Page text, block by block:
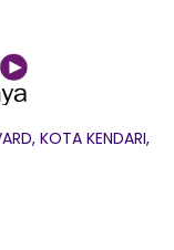
KOTA KENDARI,